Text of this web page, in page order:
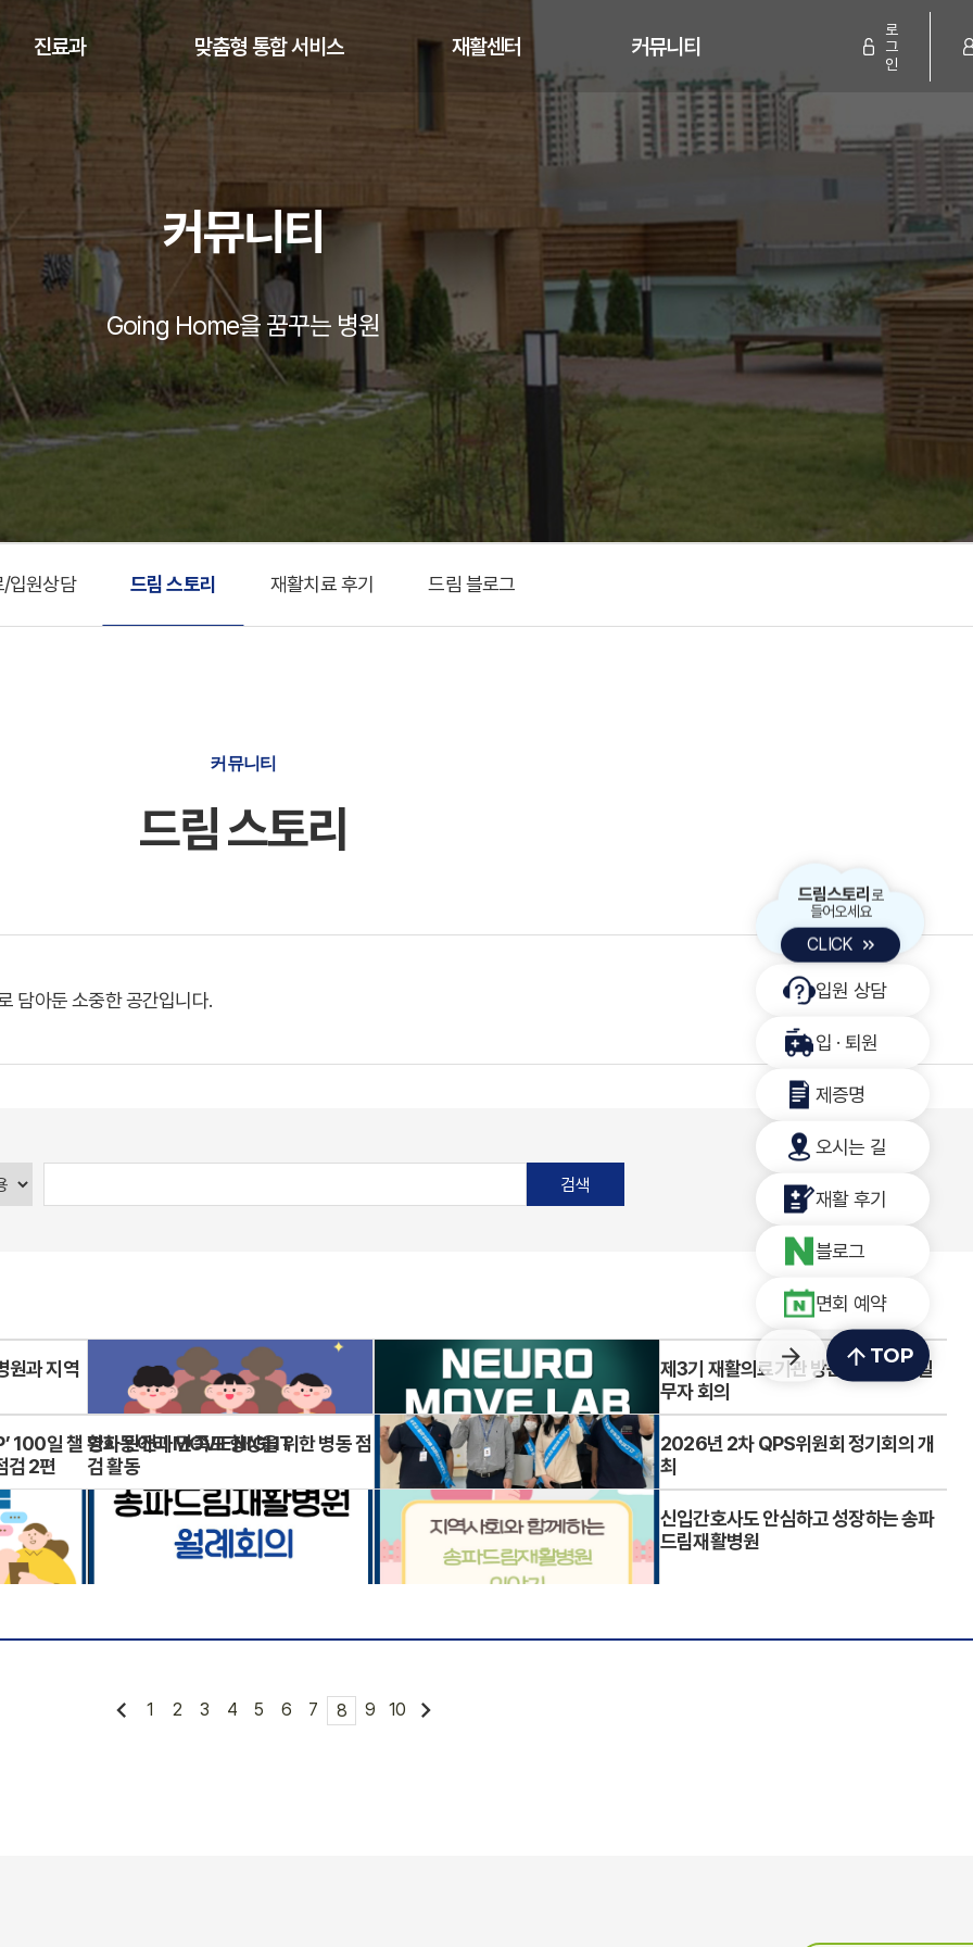
드림스토리 로
들어오세요
CLICK
입원 상담
입 · 퇴원
제증명
오시는 길
재활 후기
블로그
면회 예약
arrow_forward arrow_upward TOP
진료과 맞춤형 통합 서비스 재활센터 커뮤니티
인
커뮤니티
Going Home을 꿈꾸는 병원
/입원상담 드림 스토리 재활치료 후기 드림 블로그
커뮤니티
드림 스토리
담아둔 소중한 공간입니다.
검색
영화동아리 MOVIE NIGHT 드림 연구 동아리 "Neuro Move"
무자 회의
검 2편 검 활동
낙상 탈출 넘버원: 연합 라운딩
최
사회과 함께 합니다.
드림재활병원
chevron_left 1 2 3 4 5 6 7 8 9 10 chevron_right